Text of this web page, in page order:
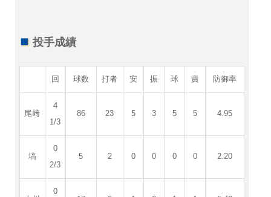
投手成績
回 球数 打者 安 振 球 責 防御率
尾﨑
4
1/3
86 23 5 3 5 5 4.95
塙
0
2/3
5 2 0 0 0 0 2.20
0